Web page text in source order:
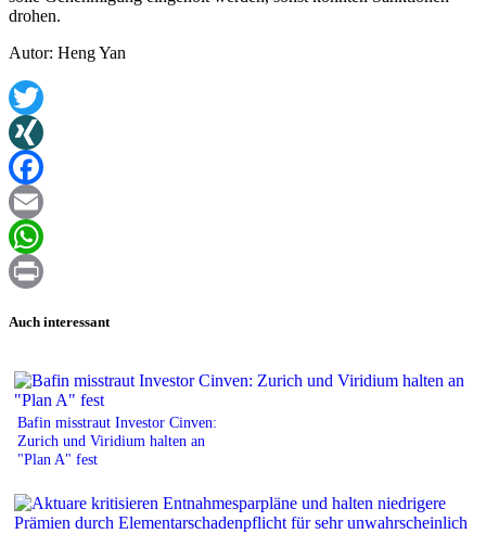
drohen.
Autor: Heng Yan
Twitter
XING
Facebook
Email
WhatsApp
Auch interessant
Bafin misstraut Investor Cinven:
Zurich und Viridium halten an
"Plan A" fest